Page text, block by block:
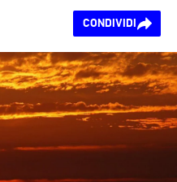
CONDIVIDI